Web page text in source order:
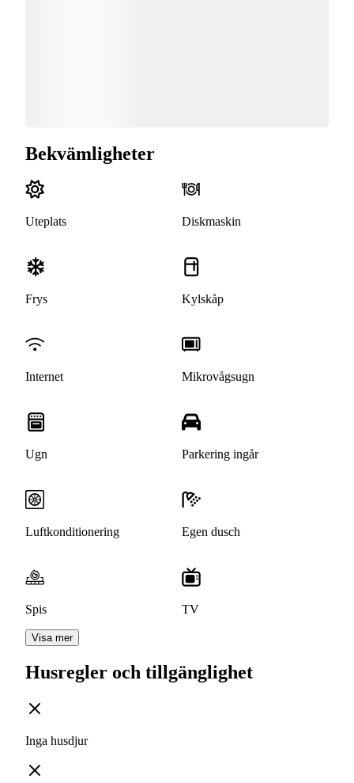
Bekvämligheter
Uteplats Diskmaskin
Frys Kylskåp
Internet Mikrovågsugn
Ugn Parkering ingår
Luftkonditionering Egen dusch
Spis TV
Visa mer
Husregler och tillgänglighet
Inga husdjur